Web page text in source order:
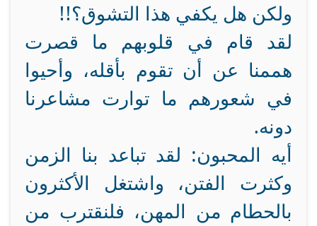
ولكن هل يكفي هذا التشوق؟!!
لقد قام في قلوبهم ما قصرت
هممنا عن أن تقوم بأقله، وأحيوا
في شعورهم ما توارت مشاعرنا
دونه.
أيه المحبون: لقد تباعد بنا الزمن
وكثرت الفتن، واشتغل الأكثرون
بالحطام من المهن، فلنقترب من